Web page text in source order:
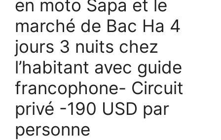
en moto Sapa et le
marché de Bac Ha 4
jours 3 nuits chez
l’habitant avec guide
francophone- Circuit
privé -190 USD par
personne